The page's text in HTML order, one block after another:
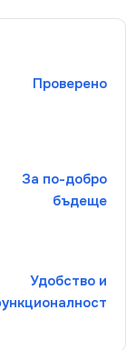
Проверено
За по-добро
бъдеще
Удобство и